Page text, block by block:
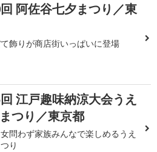
阿佐谷七夕まつり／東
飾りが商店街いっぱいに登場
江戸趣味納涼大会うえ
つり／東京都
問わず家族みんなで楽しめるうえ
り